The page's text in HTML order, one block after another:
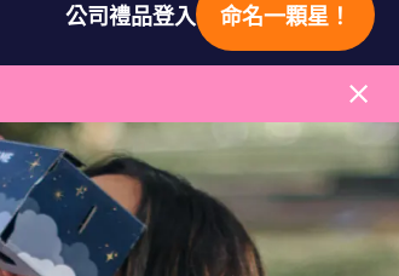
公司禮品登入 命名一顆星！